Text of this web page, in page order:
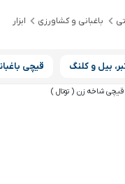
باغبانی و کشاورزی ابزار
بیل و کلنگ قیچی